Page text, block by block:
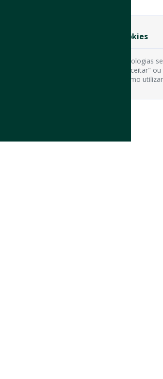
Preferência de Cookies
Usamos cookies e tecnologias
cookies clicando em "Aceitar"
os tipos de cookies, como